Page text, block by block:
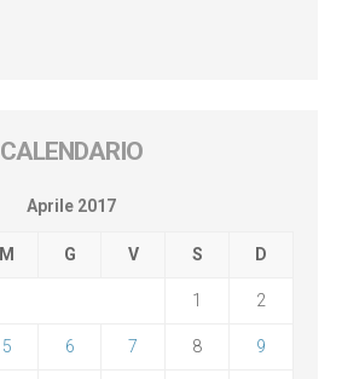
CALENDARIO
Aprile 2017
M G V S D
1 2
5 6 7 8 9